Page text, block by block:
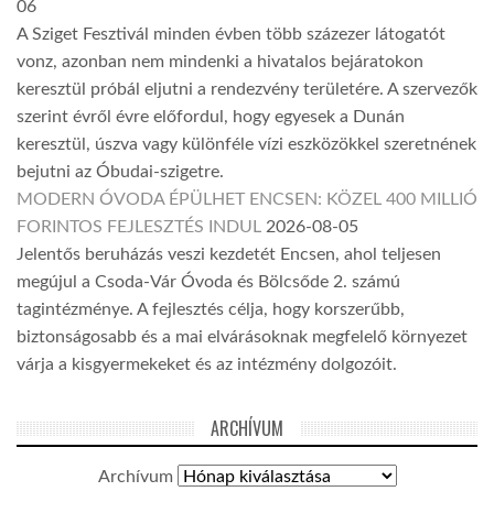
06
A Sziget Fesztivál minden évben több százezer látogatót
vonz, azonban nem mindenki a hivatalos bejáratokon
keresztül próbál eljutni a rendezvény területére. A szervezők
szerint évről évre előfordul, hogy egyesek a Dunán
keresztül, úszva vagy különféle vízi eszközökkel szeretnének
bejutni az Óbudai-szigetre.
MODERN ÓVODA ÉPÜLHET ENCSEN: KÖZEL 400 MILLIÓ
FORINTOS FEJLESZTÉS INDUL 2026-08-05
Jelentős beruházás veszi kezdetét Encsen, ahol teljesen
megújul a Csoda-Vár Óvoda és Bölcsőde 2. számú
tagintézménye. A fejlesztés célja, hogy korszerűbb,
biztonságosabb és a mai elvárásoknak megfelelő környezet
várja a kisgyermekeket és az intézmény dolgozóit.
ARCHÍVUM
Archívum